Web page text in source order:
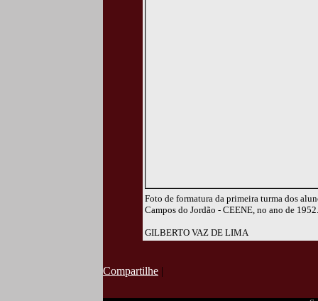
Foto de formatura da primeira turma dos
Campos do Jordão - CEENE, no ano de 1952.
GILBERTO VAZ DE LIMA
Compartilhe |